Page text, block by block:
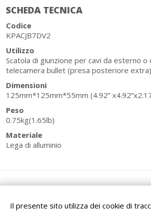
Il presente sito utilizza dei cookie di
SCHEDA TECNICA
Codice
KPACJB7DV2
Utilizzo
Scatola di giunzione per cavi da esterno
telecamera bullet (presa posteriore extra)
Dimensioni
125mm*125mm*55mm (4.92”
Peso
0.75kg(1.65lb)
Materiale
Lega di alluminio